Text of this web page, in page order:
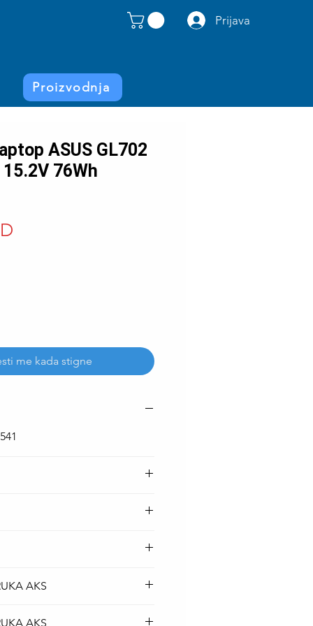
Prijava
Proizvodnja
ASUS GL702
76Wh
me kada stigne
AKS
AKS